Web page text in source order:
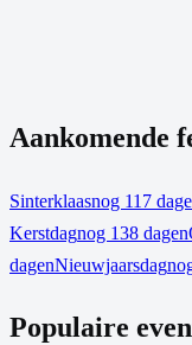
Aankomende
Sinterklaasnog 117
Kerstdagnog 138 dagen
dagenNieuwjaarsdag
Populaire